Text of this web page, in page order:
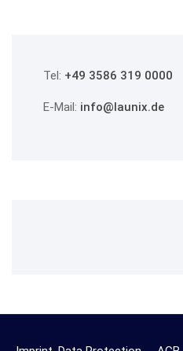
Tel: +49 3586 319 0000
E-Mail: info@launix.de